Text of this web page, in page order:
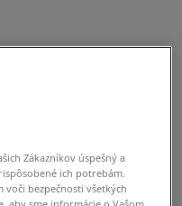
Zákazníkov úspešný a
ich potrebám.
voči bezpečnosti všetkých